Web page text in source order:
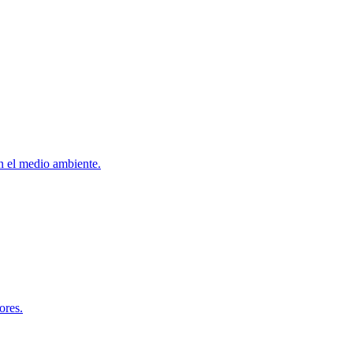
el medio ambiente.